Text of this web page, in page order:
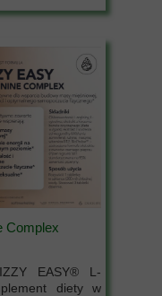
Complex
EASY® L-
diety w